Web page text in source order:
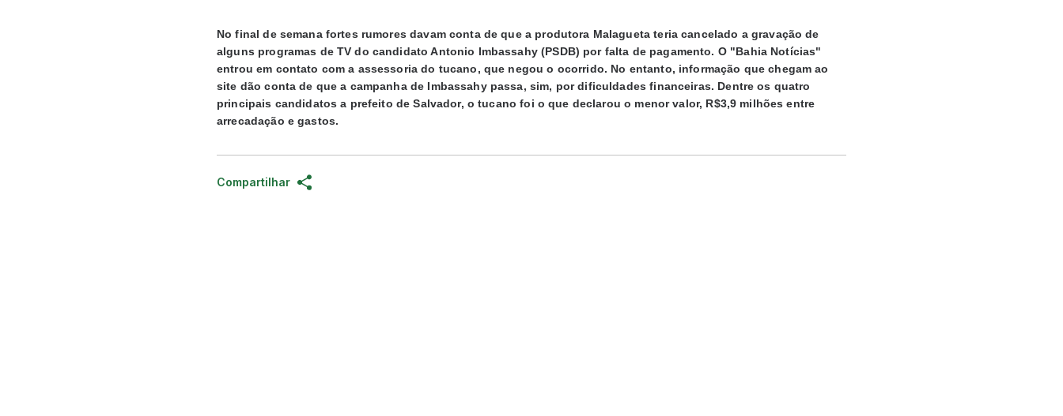
No final de semana fortes rumores davam conta de que a produtora Malagueta teria cancelado a gravação de
alguns programas de TV do candidato Antonio Imbassahy (PSDB) por falta de pagamento. O "Bahia Notícias"
entrou em contato com a assessoria do tucano, que negou o ocorrido. No entanto, informação que chegam ao
site dão conta de que a campanha de Imbassahy passa, sim, por dificuldades financeiras. Dentre os quatro
principais candidatos a prefeito de Salvador, o tucano foi o que declarou o menor valor, R$3,9 milhões entre
arrecadação e gastos.
Compartilhar